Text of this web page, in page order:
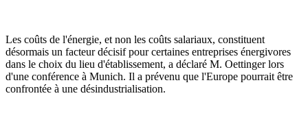
Les coûts de l'énergie, et non les coûts salariaux, constituent
désormais un facteur décisif pour certaines entreprises énergivores
dans le choix du lieu d'établissement, a déclaré M. Oettinger lors
d'une conférence à Munich. Il a prévenu que l'Europe pourrait être
confrontée à une désindustrialisation.